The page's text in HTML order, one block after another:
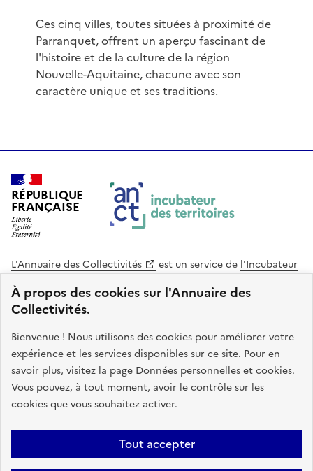
À propos des cookies sur l'Annuaire des
Collectivités.
Bienvenue ! Nous utilisons des cookies pour améliorer votre
expérience et les services disponibles sur ce site. Pour en
savoir plus, visitez la page Données personnelles et cookies.
Vous pouvez, à tout moment, avoir le contrôle sur les
cookies que vous souhaitez activer.
Tout accepter
Ces cinq villes, toutes situées à proximité de
Parranquet, offrent un aperçu fascinant de
l'histoire et de la culture de la région
Nouvelle-Aquitaine, chacune avec son
caractère unique et ses traditions.
RÉPUBLIQUE
FRANÇAISE
L'Annuaire des Collectivités est un service de l'Incubateur
des Territoires
Cohésion des Territoires
. Le code source de ce site web
est disponible en licence libre. Le design de ce site est conçu
avec le système de design de l’État.
legifrance.gouv.fr
info.gouv.fr
service-public.gouv.fr
data.gouv.fr
Plan du site Accessibilite : non conforme
Mentions légales
Politique de confidentialité
Gestion des cookies FAQ Kit de